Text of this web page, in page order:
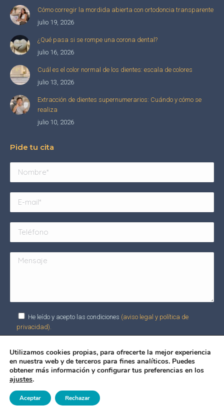
Cómo corregir la mordida abierta con ortodoncia transparente
julio 19, 2026
¿Qué pasa si se rompe una corona dental?
julio 16, 2026
Cuál es el color normal de los dientes: escala de colores
julio 13, 2026
Extracción de dientes supernumerarios: Cuándo y cómo se
realiza
julio 10, 2026
Pide tu cita
He leído y acepto las condiciones (aviso legal y política de
privacidad).
Alternative:
©González y Casado - 2024
Utilizamos cookies propias, para ofrecerte la mejor experiencia
en nuestra web y de terceros para fines analíticos. Puedes
obtener más información y configurar tus preferencias en los
ajustes.
Aceptar Rechazar